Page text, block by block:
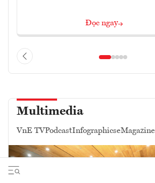
Đọc ngay
Multimedia
VnE TVPodcastInfographicseMagazine